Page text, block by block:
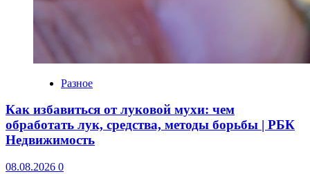
Разное
Как избавиться от луковой мухи: чем
обработать лук, средства, методы борьбы | РБК
Недвижимость
08.08.2026 0